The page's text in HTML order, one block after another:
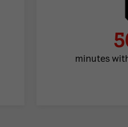
minutes